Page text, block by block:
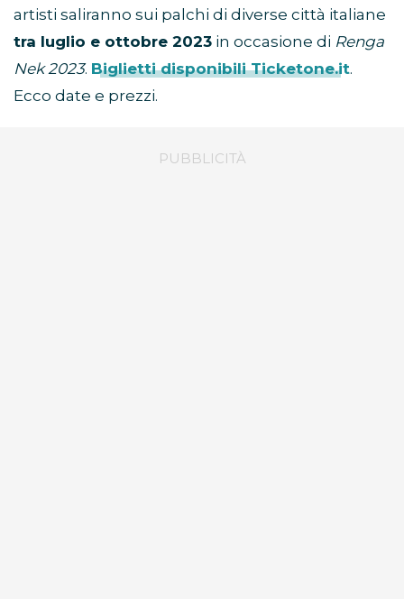
artisti saliranno sui palchi di diverse città italiane
tra luglio e ottobre 2023 in occasione di Renga
Nek 2023. Biglietti disponibili Ticketone.it.
Ecco date e prezzi.